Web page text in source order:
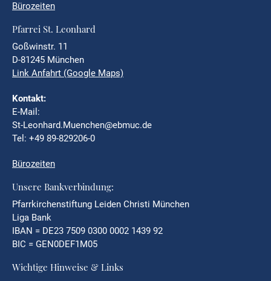
Bürozeiten
Pfarrei St. Leonhard
Goßwinstr. 11
D-81245 München
Link Anfahrt (Google Maps)
Kontakt:
E-Mail:
St-Leonhard.Muenchen@ebmuc.de
Tel: +49 89-829206-0
Bürozeiten
Unsere Bankverbindung:
Pfarrkirchenstiftung Leiden Christi München
Liga Bank
IBAN = DE23 7509 0300 0002 1439 92
BIC = GEN0DEF1M05
Wichtige Hinweise & Links